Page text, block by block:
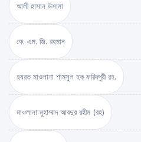
আলী হাসান উসামা
কে. এম. জি. রহমান
হযরত মাওলানা শামসুল হক ফরিদপুরী রহ.
মাওলানা মুহাম্মাদ আবদুর রহীম (রহ)